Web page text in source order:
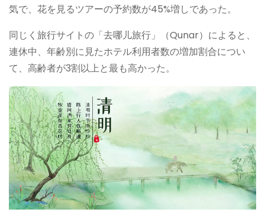
気で、花を見るツアーの予約数が45%増しであった。
同じく旅行サイトの「去哪儿旅行」（Qunar）によると、
連休中、年齢別に見たホテル利用者数の増加割合につい
て、高齢者が3割以上と最も高かった。